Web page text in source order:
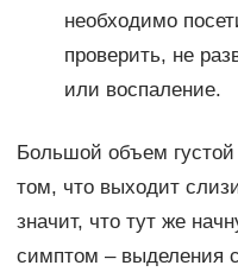
необходимо
проверить, не
или воспаление.
Большой объем густой
том, что выходит
значит, что тут же
симптом – выделения